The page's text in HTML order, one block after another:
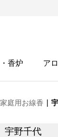
香炉 ア
庭用お線香
宇野千代